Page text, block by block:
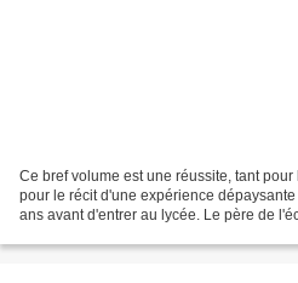
Ce bref volume est une réussite, tant
pour le récit d'une expérience
ans avant d'entrer au lycée. Le père de